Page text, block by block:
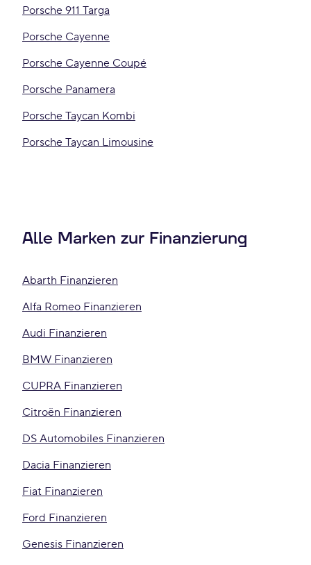
Porsche 911 Targa
Porsche Cayenne
Porsche Cayenne Coupé
Porsche Panamera
Porsche Taycan Kombi
Porsche Taycan Limousine
Alle Marken zur Finanzierung
Abarth Finanzieren
Alfa Romeo Finanzieren
Audi Finanzieren
BMW Finanzieren
CUPRA Finanzieren
Citroën Finanzieren
DS Automobiles Finanzieren
Dacia Finanzieren
Fiat Finanzieren
Ford Finanzieren
Genesis Finanzieren